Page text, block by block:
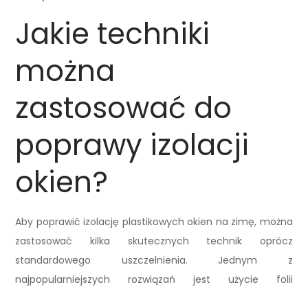
Jakie techniki
można
zastosować do
poprawy izolacji
okien?
Aby poprawić izolację plastikowych okien na zimę, można
zastosować kilka skutecznych technik oprócz
standardowego uszczelnienia. Jednym z
najpopularniejszych rozwiązań jest użycie folii